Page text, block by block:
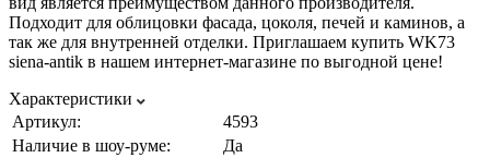
Подходит для облицовки фасада, цоколя, печей и каминов, а
так же для внутренней отделки. Приглашаем купить WK73
siena-antik в нашем интернет-магазине по выгодной цене!
Характеристики
Артикул:
4593
Наличие в шоу-руме:
Да